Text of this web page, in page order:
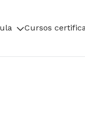
Cursos